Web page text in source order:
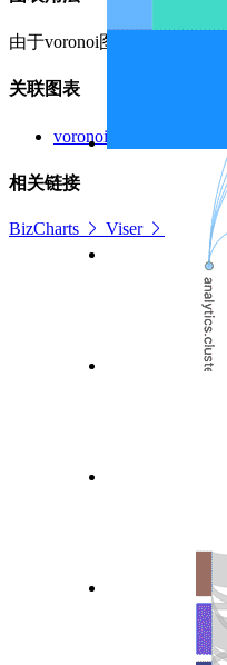
由于voronoi图在空间剖分
关联图表
voronoi图
相关链接
BizCharts Viser